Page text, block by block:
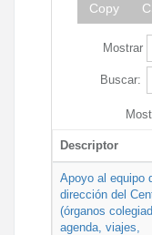
Copy
Mostrar
Buscar:
Descriptor
Apoyo al equipo
dirección del
(órganos
agenda, viajes,